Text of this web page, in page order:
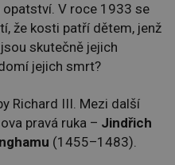
V roce 1933 se
že kosti patří dětem, jenž
skutečně jejich
jejich smrt?
Richard III. Mezi další
pravá ruka – Jindřich
(1455–1483).